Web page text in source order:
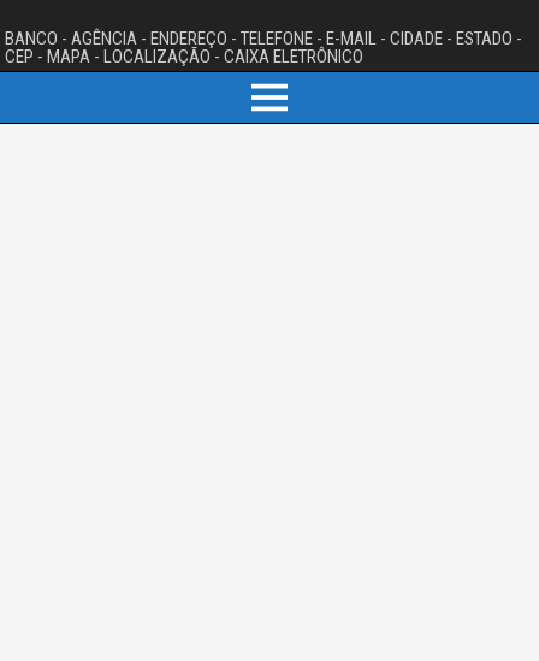
BANCO - AGÊNCIA - ENDEREÇO - TELEFONE - E-MAIL - CIDADE - ESTADO -
CEP - MAPA - LOCALIZAÇÃO - CAIXA ELETRÔNICO